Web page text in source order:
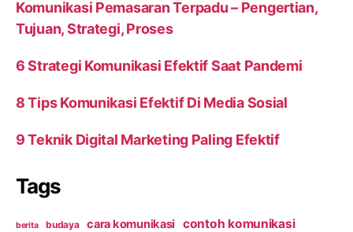
Komunikasi Pemasaran Terpadu – Pengertian,
Tujuan, Strategi, Proses
6 Strategi Komunikasi Efektif Saat Pandemi
8 Tips Komunikasi Efektif Di Media Sosial
9 Teknik Digital Marketing Paling Efektif
Tags
berita budaya cara komunikasi contoh komunikasi